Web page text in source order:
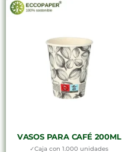
VASOS PARA CAFÉ 200ML
✓Caja con 1.000 unidades